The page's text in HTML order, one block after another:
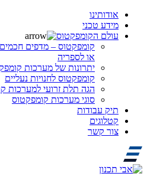
אודותינו
מידע טכני
עולם הקומפקטוס
קומפקטוס – מדפים חכמים
או לספריה
יתרונות של מערכות
קומפקטוס לחנויות נעליים
הגה תלת זרועי למערכות
סוגי מערכות קומפקטוס
תיק עבודות
קטלוגים
צור קשר